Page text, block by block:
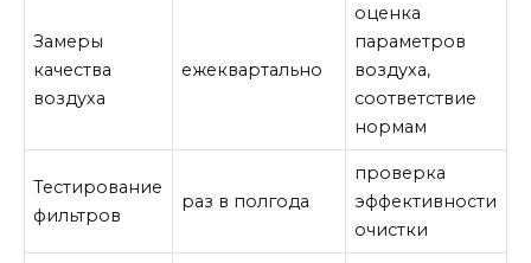
Замеры
качества
воздуха
ежеквартально
оценка
параметров
воздуха,
соответствие
нормам
Тестирование
фильтров
раз в полгода
проверка
эффективности
очистки